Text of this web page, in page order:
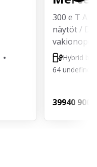
300 e T A
näytöt /
Hybrid
64 undefined
39940 900